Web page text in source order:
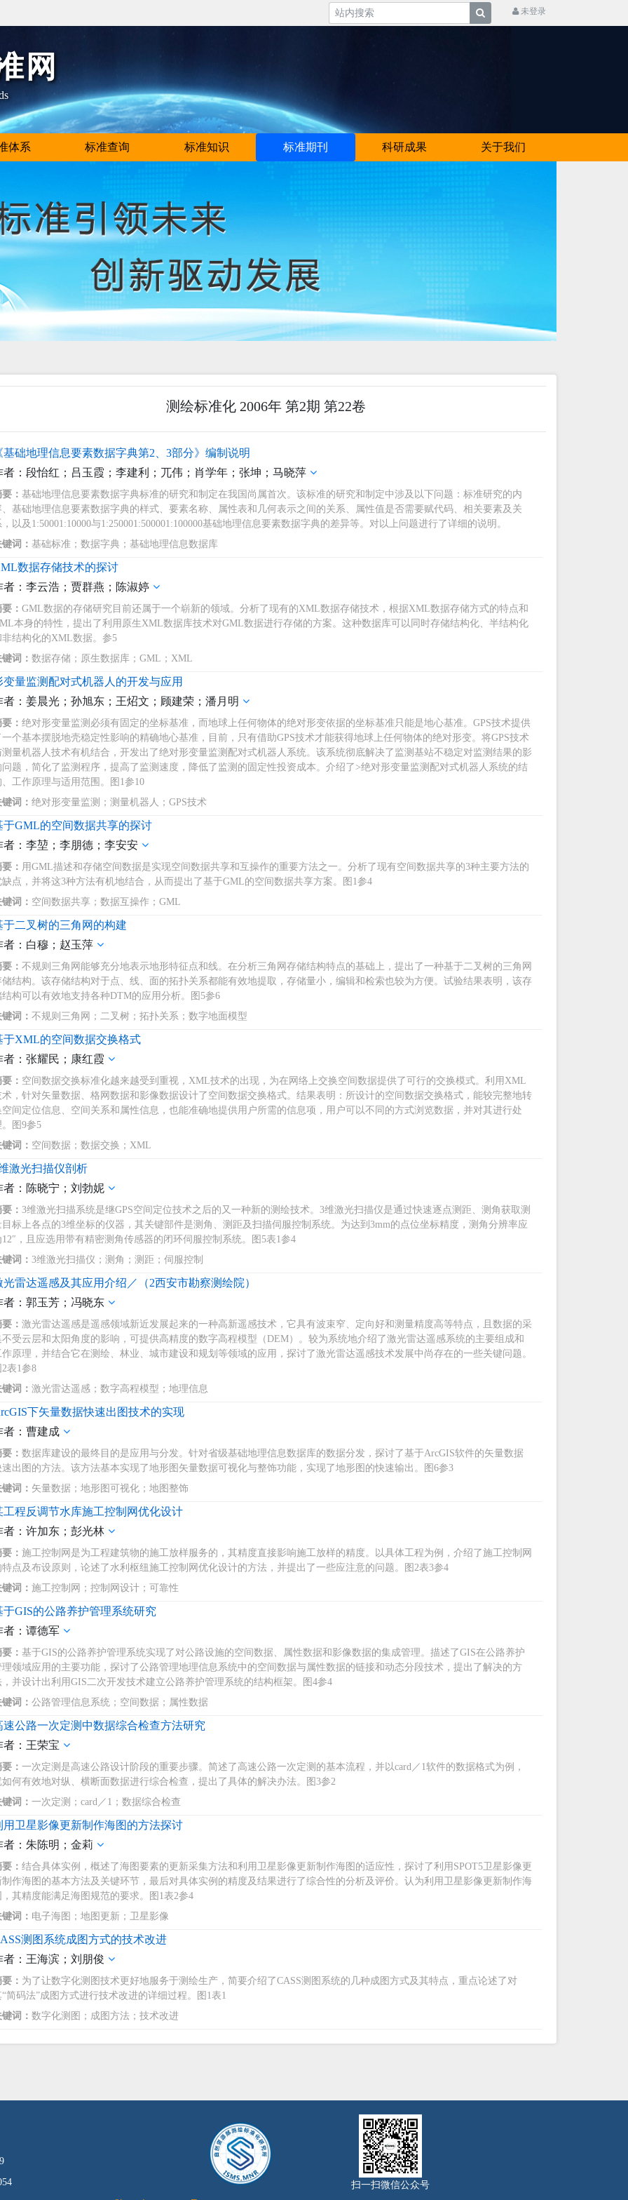
未登录
网
体系 标准查询 标准知识 标准期刊 科研成果 关于我们
测绘标准化 2006年 第2期 第22卷
基础地理信息要素数据字典第2、3部分》编制说明
者：段怡红；吕玉霞；李建利；兀伟；肖学年；张坤；马晓萍
： 基础地理信息要素数据字典标准的研究和制定在我国尚属首次。该标准的研究和制定中涉及以下问题：标准研究的内
、基础地理信息要素数据字典的样式、要素名称、属性表和几何表示之间的关系、属性值是否需要赋代码、相关要素及关
，以及1:50001:10000与1:250001:500001:100000基础地理信息要素数据字典的差异等。对以上问题进行了详细的说明。
词： 基础标准；数据字典；基础地理信息数据库
数据存储技术的探讨
者：李云浩；贾群燕；陈淑婷
： GML数据的存储研究目前还属于一个崭新的领域。分析了现有的XML数据存储技术，根据XML数据存储方式的特点和
本身的特性，提出了利用原生XML数据库技术对GML数据进行存储的方案。这种数据库可以同时存储结构化、半结构化
非结构化的XML数据。参5
词： 数据存储；原生数据库；GML；XML
变量监测配对式机器人的开发与应用
者：姜晨光；孙旭东；王炤文；顾建荣；潘月明
： 绝对形变量监测必须有固定的坐标基准，而地球上任何物体的绝对形变依据的坐标基准只能是地心基准。GPS技术提供
一个基本摆脱地壳稳定性影响的精确地心基准，目前，只有借助GPS技术才能获得地球上任何物体的绝对形变。将GPS技术
测量机器人技术有机结合，开发出了绝对形变量监测配对式机器人系统。该系统彻底解决了监测基站不稳定对监测结果的影
问题，简化了监测程序，提高了监测速度，降低了监测的固定性投资成本。介绍了>绝对形变量监测配对式机器人系统的结
、工作原理与适用范围。图1参10
词： 绝对形变量监测；测量机器人；GPS技术
于GML的空间数据共享的探讨
者：李堃；李朋德；李安安
： 用GML描述和存储空间数据是实现空间数据共享和互操作的重要方法之一。分析了现有空间数据共享的3种主要方法的
缺点，并将这3种方法有机地结合，从而提出了基于GML的空间数据共享方案。图1参4
词： 空间数据共享；数据互操作；GML
于二叉树的三角网的构建
者：白穆；赵玉萍
： 不规则三角网能够充分地表示地形特征点和线。在分析三角网存储结构特点的基础上，提出了一种基于二叉树的三角网
储结构。该存储结构对于点、线、面的拓扑关系都能有效地提取，存储量小，编辑和检索也较为方便。试验结果表明，该存
结构可以有效地支持各种DTM的应用分析。图5参6
词： 不规则三角网；二叉树；拓扑关系；数字地面模型
于XML的空间数据交换格式
者：张耀民；康红霞
： 空间数据交换标准化越来越受到重视，XML技术的出现，为在网络上交换空间数据提供了可行的交换模式。利用XML
术，针对矢量数据、格网数据和影像数据设计了空间数据交换格式。结果表明：所设计的空间数据交换格式，能较完整地转
空间定位信息、空间关系和属性信息，也能准确地提供用户所需的信息项，用户可以不同的方式浏览数据，并对其进行处
。图9参5
词： 空间数据；数据交换；XML
激光扫描仪剖析
者：陈晓宁；刘勃妮
： 3维激光扫描系统是继GPS空间定位技术之后的又一种新的测绘技术。3维激光扫描仪是通过快速逐点测距、测角获取测
目标上各点的3维坐标的仪器，其关键部件是测角、测距及扫描伺服控制系统。为达到3mm的点位坐标精度，测角分辨率应
12″，且应选用带有精密测角传感器的闭环伺服控制系统。图5表1参4
词： 3维激光扫描仪；测角；测距；伺服控制
光雷达遥感及其应用介绍／（2西安市勘察测绘院）
者：郭玉芳；冯晓东
： 激光雷达遥感是遥感领域新近发展起来的一种高新遥感技术，它具有波束窄、定向好和测量精度高等特点，且数据的采
不受云层和太阳角度的影响，可提供高精度的数字高程模型（DEM）。较为系统地介绍了激光雷达遥感系统的主要组成和
作原理，并结合它在测绘、林业、城市建设和规划等领域的应用，探讨了激光雷达遥感技术发展中尚存在的一些关键问题。
2表1参8
词： 激光雷达遥感；数字高程模型；地理信息
下矢量数据快速出图技术的实现
者：曹建成
： 数据库建设的最终目的是应用与分发。针对省级基础地理信息数据库的数据分发，探讨了基于ArcGIS软件的矢量数据
速出图的方法。该方法基本实现了地形图矢量数据可视化与整饰功能，实现了地形图的快速输出。图6参3
词： 矢量数据；地形图可视化；地图整饰
工程反调节水库施工控制网优化设计
者：许加东；彭光林
： 施工控制网是为工程建筑物的施工放样服务的，其精度直接影响施工放样的精度。以具体工程为例，介绍了施工控制网
特点及布设原则，论述了水利枢纽施工控制网优化设计的方法，并提出了一些应注意的问题。图2表3参4
词： 施工控制网；控制网设计；可靠性
于GIS的公路养护管理系统研究
者：谭德军
： 基于GIS的公路养护管理系统实现了对公路设施的空间数据、属性数据和影像数据的集成管理。描述了GIS在公路养护
理领域应用的主要功能，探讨了公路管理地理信息系统中的空间数据与属性数据的链接和动态分段技术，提出了解决的方
，并设计出利用GIS二次开发技术建立公路养护管理系统的结构框架。图4参4
词： 公路管理信息系统；空间数据；属性数据
速公路一次定测中数据综合检查方法研究
者：王荣宝
： 一次定测是高速公路设计阶段的重要步骤。简述了高速公路一次定测的基本流程，并以card／1软件的数据格式为例，
如何有效地对纵、横断面数据进行综合检查，提出了具体的解决办法。图3参2
词： 一次定测；card／1；数据综合检查
用卫星影像更新制作海图的方法探讨
者：朱陈明；金莉
： 结合具体实例，概述了海图要素的更新采集方法和利用卫星影像更新制作海图的适应性，探讨了利用SPOT5卫星影像更
制作海图的基本方法及关键环节，最后对具体实例的精度及结果进行了综合性的分析及评价。认为利用卫星影像更新制作海
，其精度能满足海图规范的要求。图1表2参4
词： 电子海图；地图更新；卫星影像
测图系统成图方式的技术改进
者：王海滨；刘朋俊
： 为了让数字化测图技术更好地服务于测绘生产，简要介绍了CASS测图系统的几种成图方式及其特点，重点论述了对
“简码法”成图方式进行技术改进的详细过程。图1表1
词： 数字化测图；成图方法；技术改进
扫一扫微信公众号